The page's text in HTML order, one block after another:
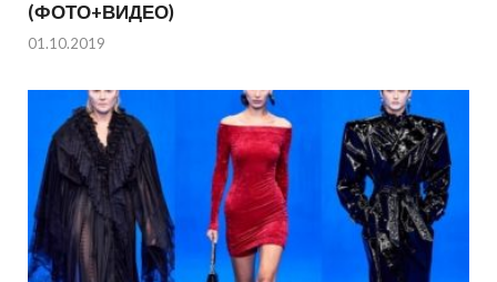
(ФОТО+ВИДЕО)
01.10.2019